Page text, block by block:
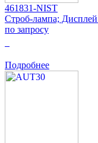
461831-NIST
Строб-лампа;
по запросу
Подробнее